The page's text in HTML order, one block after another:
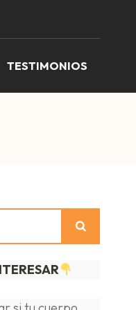
TESTIMONIOS